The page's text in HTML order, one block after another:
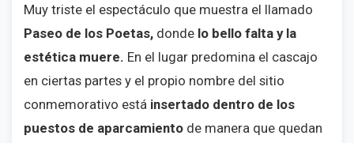
Muy triste el espectáculo que muestra el llamado
Paseo de los Poetas, donde lo bello falta y la
estética muere. En el lugar predomina el cascajo
en ciertas partes y el propio nombre del sitio
conmemorativo está insertado dentro de los
puestos de aparcamiento de manera que quedan